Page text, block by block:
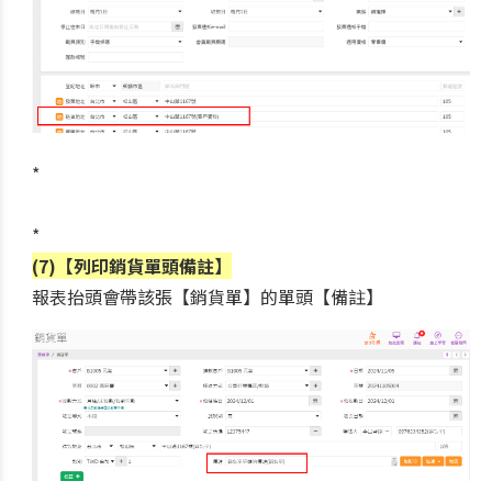
*
*
(7)【列印銷貨單頭備註】
報表抬頭會帶該張【銷貨單】的單頭【備註】